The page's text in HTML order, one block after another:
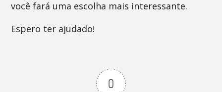
você fará uma escolha mais interessante.
Espero ter ajudado!
0